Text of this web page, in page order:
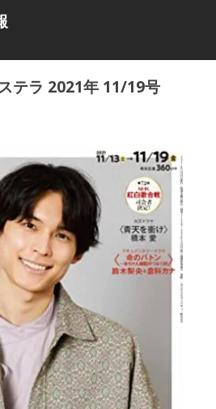
テラ 2021年 11/19号